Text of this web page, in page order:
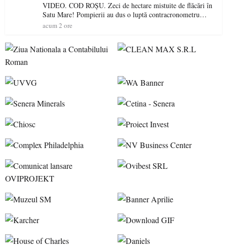
VIDEO. COD ROȘU. Zeci de hectare mistuite de flăcări în
Satu Mare! Pompierii au dus o luptă contracronometru
pentru a salva o pădure de la dezastru
acum 2 ore